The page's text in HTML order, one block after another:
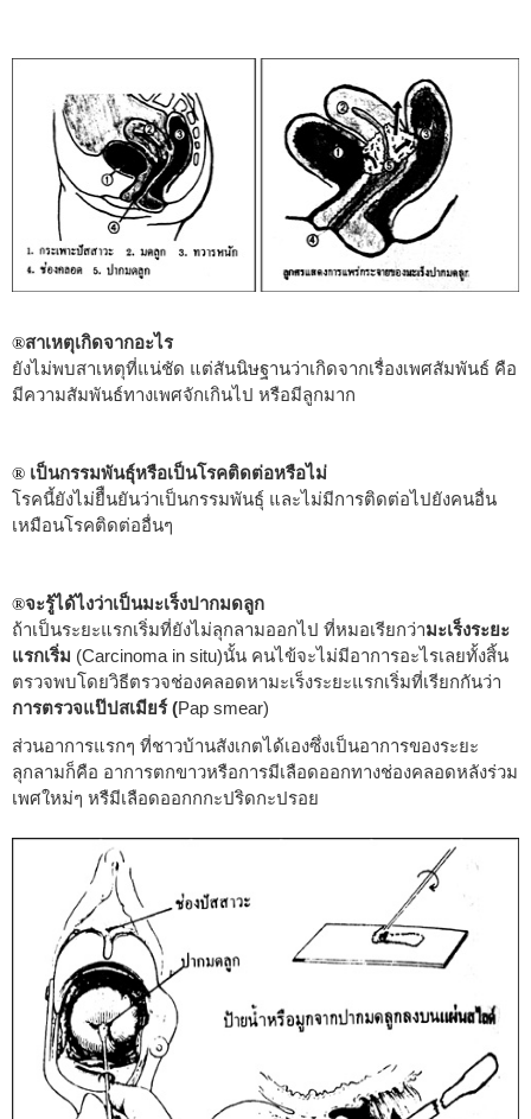
®สาเหตุเกิดจากอะไร
ยังไม่พบสาเหตุที่แน่ชัด แต่สันนิษฐานว่าเกิดจากเรื่องเพศสัมพันธ์ คือ
มีความสัมพันธ์ทางเพศจักเกินไป หรือมีลูกมาก
® เป็นกรรมพันธุ์หรือเป็นโรคติดต่อหรือไม่
โรคนี้ยังไม่ยืืนยันว่าเป็นกรรมพันธุ์ และไม่มีการติดต่อไปยังคนอื่น
เหมือนโรคติดต่ออื่นๆ
®จะรู้ได้ไงว่าเป็นมะเร็งปากมดลูก
ถ้าเป็นระยะแรกเริ่มที่ยังไม่ลุกลามออกไป ที่หมอเรียกว่ามะเร็งระยะ
แรกเริ่ม (Carcinoma in situ)นั้น คนไข้จะไม่มีอาการอะไรเลยทั้งสิ้น
ตรวจพบโดยวิธีตรวจช่องคลอดหามะเร็งระยะแรกเริ่มที่เรียกกันว่า
การตรวจแป๊ปสเมียร์ (Pap smear)
ส่วนอาการแรกๆ ที่ชาวบ้านสังเกตได้เองซึ่งเป็นอาการของระยะ
ลุกลามก็คือ อาการตกขาวหรือการมีเลือดออกทางช่องคลอดหลังร่วม
เพศใหม่ๆ หรืมีเลือดออกกกะปริดกะปรอย